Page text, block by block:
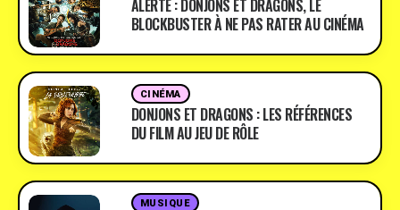
ALERTE : DONJONS ET DRAGONS, LE
BLOCKBUSTER À NE PAS RATER AU CINÉMA
CINÉMA
DONJONS ET DRAGONS : LES RÉFÉRENCES
DU FILM AU JEU DE RÔLE
MUSIQUE